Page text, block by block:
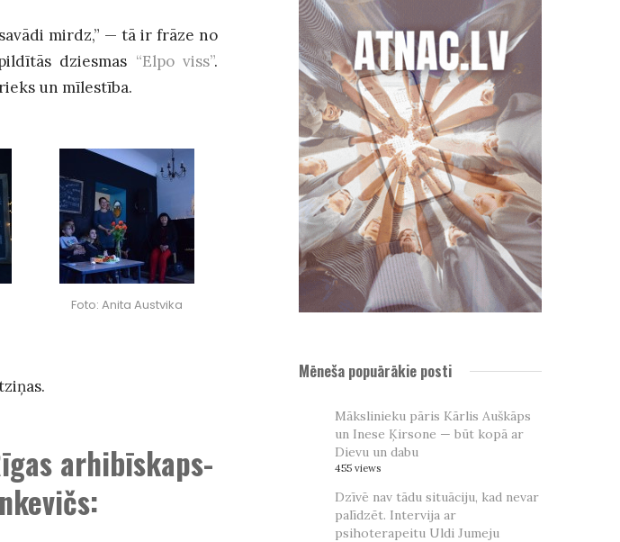
mirdz,” — tā ir frāze no
dziesmas “Elpo viss”.
un mīlestība.
Foto: Anita Austvika
arhibīskaps-
Mēneša popuārākie posti
Mākslinieku pāris Kārlis Auškāps
un Inese Ķirsone — būt kopā ar
Dievu un dabu
455 views
Dzīvē nav tādu situāciju, kad nevar
palīdzēt. Intervija ar
psihoterapeitu Uldi Jumeju